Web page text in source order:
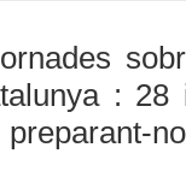
:
preparant-